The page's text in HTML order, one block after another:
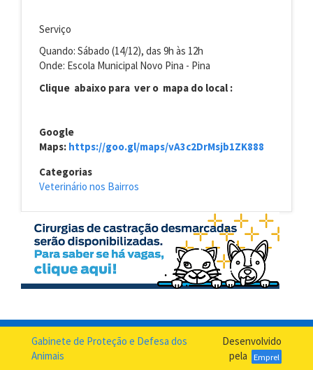
Serviço
Quando: Sábado (14/12), das 9h às 12h
Onde: Escola Municipal Novo Pina - Pina
Clique abaixo para ver o mapa do local :
Google
Maps: https://goo.gl/maps/vA3c2DrMsjb1ZK888
Categorias
Veterinário nos Bairros
Gabinete de Proteção e Defesa dos
Animais
Desenvolvido
pela
Emprel